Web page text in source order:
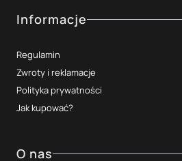
Informacje
Regulamin
Zwroty i reklamacje
Polityka prywatności
Jak kupować?
O nas